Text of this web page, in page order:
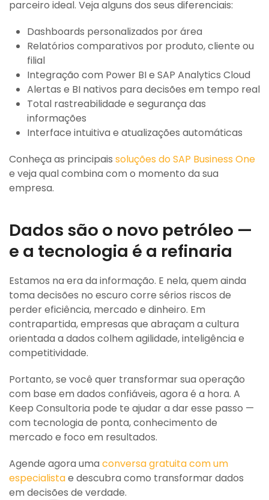
parceiro ideal. Veja alguns dos seus diferenciais:
Dashboards personalizados por área
Relatórios comparativos por produto, cliente ou
filial
Integração com Power BI e SAP Analytics Cloud
Alertas e BI nativos para decisões em tempo real
Total rastreabilidade e segurança das
informações
Interface intuitiva e atualizações automáticas
Conheça as principais soluções do SAP Business One
e veja qual combina com o momento da sua
empresa.
Dados são o novo petróleo —
e a tecnologia é a refinaria
Estamos na era da informação. E nela, quem ainda
toma decisões no escuro corre sérios riscos de
perder eficiência, mercado e dinheiro. Em
contrapartida, empresas que abraçam a cultura
orientada a dados colhem agilidade, inteligência e
competitividade.
Portanto, se você quer transformar sua operação
com base em dados confiáveis, agora é a hora. A
Keep Consultoria pode te ajudar a dar esse passo —
com tecnologia de ponta, conhecimento de
mercado e foco em resultados.
Agende agora uma conversa gratuita com um
especialistae descubra como transformar dados
em decisões de verdade.